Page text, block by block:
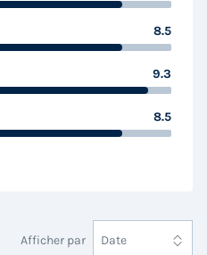
8.5
9.3
8.5
Afficher par Date